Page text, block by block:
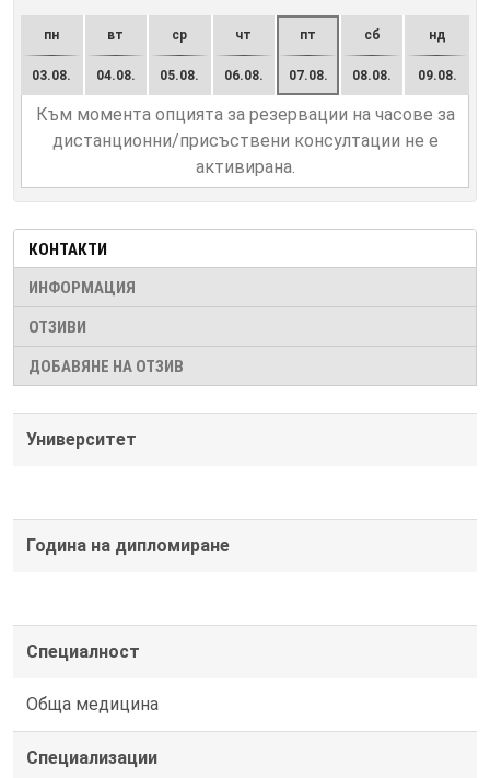
пн
03.08.
вт
04.08.
ср
05.08.
чт
06.08.
пт
07.08.
сб
08.08.
нд
09.08.
Към момента опцията за резервации на часове за
дистанционни/присъствени консултации не е
активирана.
КОНТАКТИ
ИНФОРМАЦИЯ
ОТЗИВИ
ДОБАВЯНЕ НА ОТЗИВ
Университет
Година на дипломиране
Специалност
Обща медицина
Специализации